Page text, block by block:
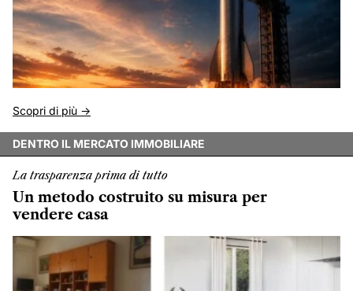
Scopri di più ->
DENTRO IL MERCATO IMMOBILIARE
La trasparenza prima di tutto
Un metodo costruito su misura per
vendere casa